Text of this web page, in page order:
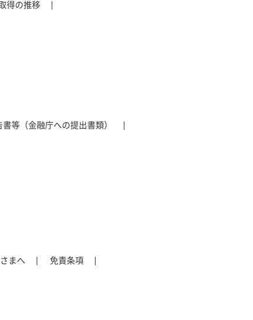
得の推移
等（金融庁への提出書類）
まへ
免責条項